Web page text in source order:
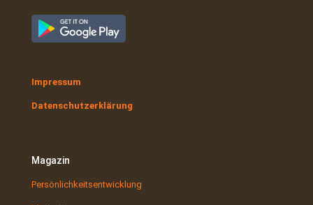
Impressum
Datenschutzerklärung
Magazin
Persönlichkeitsentwicklung